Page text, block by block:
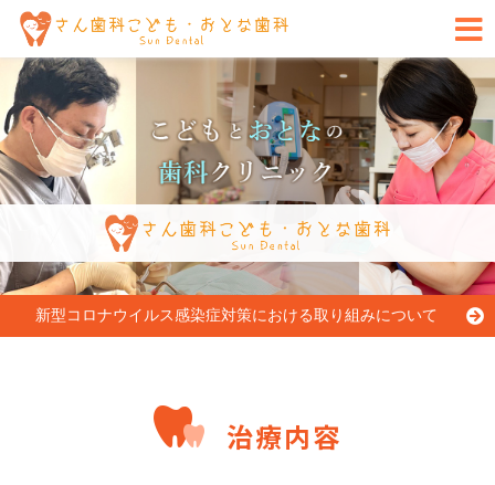
新型コロナウイルス感染症対策に おける取り組みについて
治療内容